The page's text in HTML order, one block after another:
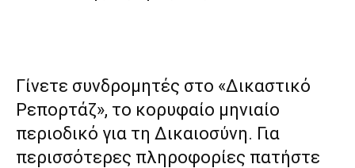
Γίνετε συνδρομητές στο «Δικαστικό
Ρεπορτάζ», το κορυφαίο μηνιαίο
περιοδικό για τη Δικαιοσύνη. Για
περισσότερες πληροφορίες πατήστε